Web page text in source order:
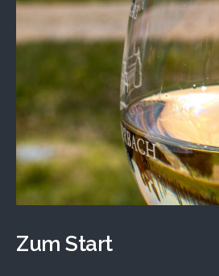
Zum Start